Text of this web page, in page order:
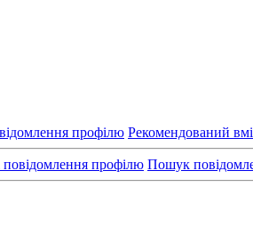
профілю Рекомендований
повідомлення профілю Пошук